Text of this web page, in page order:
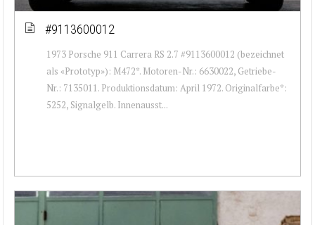
#9113600012
1973 Porsche 911 Carrera RS 2.7 #9113600012 (bezeichnet
als «Prototyp»): M472*. Motoren-Nr.: 6630022, Getriebe-
Nr.: 7135011. Produktionsdatum: April 1972. Originalfarbe*:
5252, Signalgelb. Innenausst...